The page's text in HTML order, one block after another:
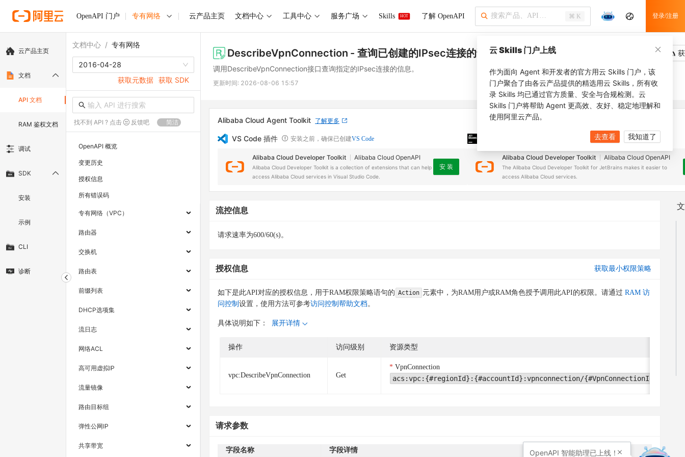
OpenAPI 门户 专有网络 云产品主页 文档中心 工具中心 服务广场 Skills HOT 了解 OpenAPI ⌘ K 登录/注册
云产品主页
文档
API 文档
RAM 鉴权文档
调试
SDK
安装
示例
CLI
诊断
文档中心 / 专有网络
2016-04-28
获取元数据 获取 SDK
找不到 API ? 点击 反馈吧 简洁
OpenAPI 概览
变更历史
授权信息
所有错误码
专有网络（VPC）
路由器
交换机
路由表
前缀列表
DHCP选项集
流日志
网络ACL
高可用虚拟IP
流量镜像
路由目标组
弹性公网IP
共享带宽
DescribeVpnConnection - 查询已创建的IPsec连接的详细信息
调用DescribeVpnConnection接口查询指定的IPsec连接的信息。
更新时间: 2026-08-06 15:57
Alibaba Cloud Agent Toolkit 了解更多
VS Code 插件 安装之前，确保已创建VS Code
Alibaba Cloud Developer Toolkit Alibaba Cloud OpenAPI
Alibaba Cloud Developer Toolkit is a collection of extensions that can help
access Alibaba Cloud services in Visual Studio Code.
安 装
安装之前，确保已创建JetBrains IDE
Alibaba Cloud Developer Toolkit Alibaba Cloud OpenAPI
The Alibaba Cloud Developer Toolkit for JetBrains makes it easier to
access Alibaba Cloud services.
流控信息
请求速率为600/60(s)。
授权信息 获取最小权限策略
如下是此API对应的授权信息，用于RAM权限策略语句的 Action 元素中，为RAM用户或RAM角色授予调用此API的权限。请通过 RAM 访
问控制 设置，使用方法可参考访问控制帮助文档。
具体说明如下： 展开详情
操作 访问级别 资源类型
vpc:DescribeVpnConnection Get
VpnConnection
acs:vpc:{#regionId}:{#accountId}:vpnconnection/{#VpnConnectionId} 无
请求参数
字段名称 字段详情
云 Skills 门户上线
作为面向 Agent 和开发者的官方用云 Skills 门户，该
门户聚合了由各云产品提供的精选用云 Skills，所有收
录 Skills 均已通过官方质量、安全与合规检测。云
Skills 门户将帮助 Agent 更高效、友好、稳定地理解和
使用阿里云产品。
去查看 我知道了
OpenAPI 智能助理已上线！